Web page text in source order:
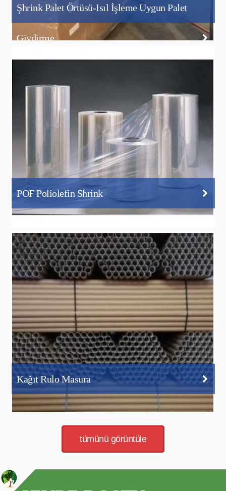
Şhrink Palet Örtüsü-Isıl İşleme Uygun Palet
Giydirme
POF Poliolefin Shrink
Kağıt Rulo Masura
tümünü görüntüle